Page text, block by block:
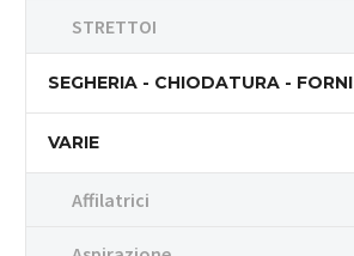
STRETTOI
SEGHERIA - CHIODATURA - FORNI
VARIE
Affilatrici